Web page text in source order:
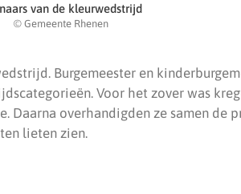
van de kleurwedstrijd
© Gemeente Rhenen
Burgemeester en
Voor het zover was
Daarna overhandigden ze samen de
lieten zien.